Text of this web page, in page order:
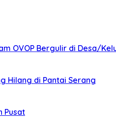
OVOP Bergulir di Desa/
Hilang di Pantai Serang
Pusat